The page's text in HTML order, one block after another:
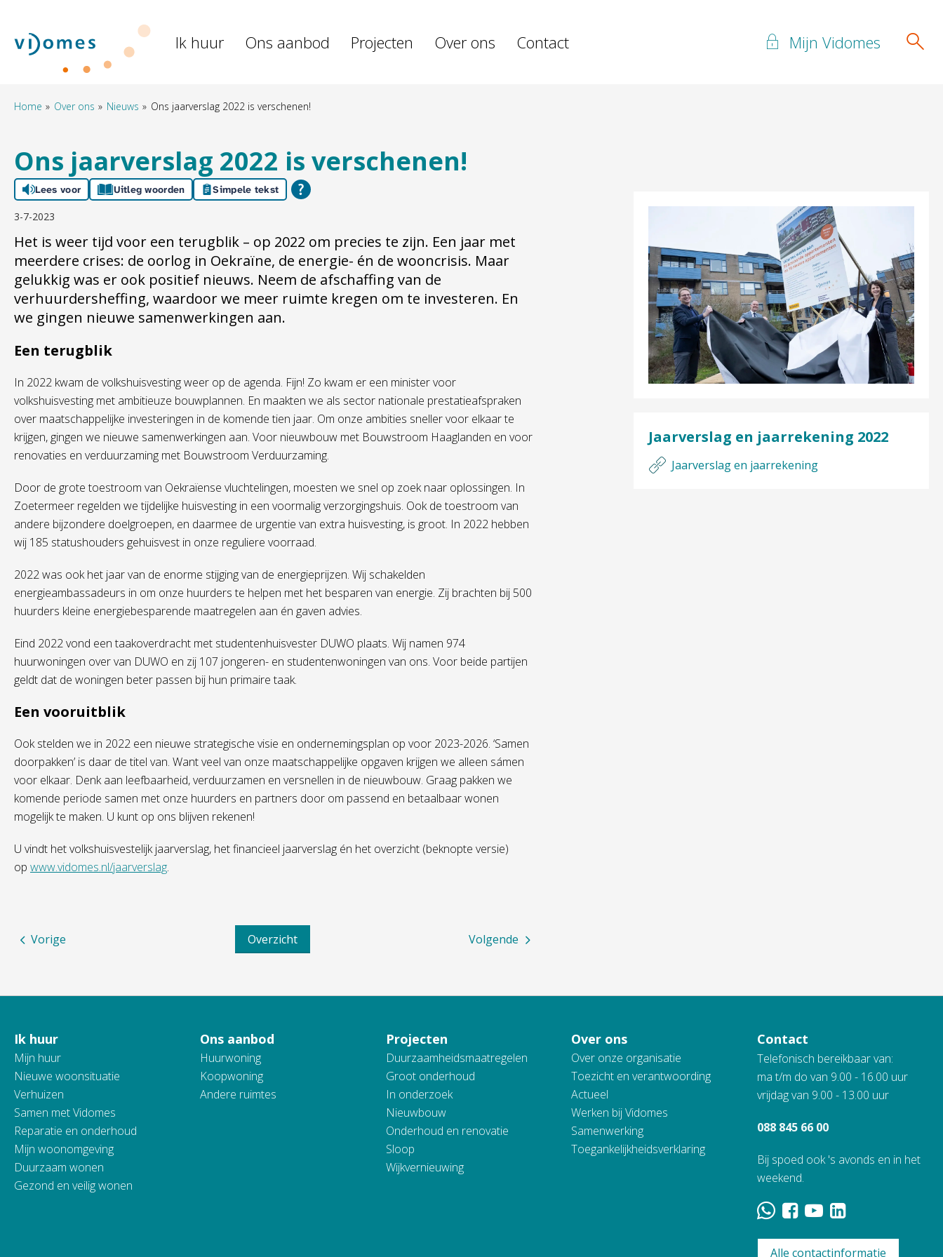
Naar hoofdinhoud
Naar hoofdnavigatiemenu
Naar zoeken
Naar de homepage Ik huur Ons aanbod Projecten Over ons Contact Mijn Vidomes
Home Over ons Nieuws Ons jaarverslag 2022 is verschenen!
Ons jaarverslag 2022 is verschenen!
Lees voor Uitleg woorden Simpele tekst
3-7-2023
Het is weer tijd voor een terugblik – op 2022 om precies te zijn. Een jaar met
meerdere crises: de oorlog in Oekraïne, de energie- én de wooncrisis. Maar
gelukkig was er ook positief nieuws. Neem de afschaffing van de
verhuurdersheffing, waardoor we meer ruimte kregen om te investeren. En
we gingen nieuwe samenwerkingen aan.
Een terugblik
In 2022 kwam de volkshuisvesting weer op de agenda. Fijn! Zo kwam er een minister voor
volkshuisvesting met ambitieuze bouwplannen. En maakten we als sector nationale prestatieafspraken
over maatschappelijke investeringen in de komende tien jaar. Om onze ambities sneller voor elkaar te
krijgen, gingen we nieuwe samenwerkingen aan. Voor nieuwbouw met Bouwstroom Haaglanden en voor
renovaties en verduurzaming met Bouwstroom Verduurzaming.
Door de grote toestroom van Oekraïense vluchtelingen, moesten we snel op zoek naar oplossingen. In
Zoetermeer regelden we tijdelijke huisvesting in een voormalig verzorgingshuis. Ook de toestroom van
andere bijzondere doelgroepen, en daarmee de urgentie van extra huisvesting, is groot. In 2022 hebben
wij 185 statushouders gehuisvest in onze reguliere voorraad.
2022 was ook het jaar van de enorme stijging van de energieprijzen. Wij schakelden
energieambassadeurs in om onze huurders te helpen met het besparen van energie. Zij brachten bij 500
huurders kleine energiebesparende maatregelen aan én gaven advies.
Eind 2022 vond een taakoverdracht met studentenhuisvester DUWO plaats. Wij namen 974
huurwoningen over van DUWO en zij 107 jongeren- en studentenwoningen van ons. Voor beide partijen
geldt dat de woningen beter passen bij hun primaire taak.
Een vooruitblik
Ook stelden we in 2022 een nieuwe strategische visie en ondernemingsplan op voor 2023-2026. ‘Samen
doorpakken’ is daar de titel van. Want veel van onze maatschappelijke opgaven krijgen we alleen sámen
voor elkaar. Denk aan leefbaarheid, verduurzamen en versnellen in de nieuwbouw. Graag pakken we
komende periode samen met onze huurders en partners door om passend en betaalbaar wonen
mogelijk te maken. U kunt op ons blijven rekenen!
U vindt het volkshuisvestelijk jaarverslag, het financieel jaarverslag én het overzicht (beknopte versie)
op www.vidomes.nl/jaarverslag.
Volgende
Overzicht
Vorige
Jaarverslag en jaarrekening 2022
Jaarverslag en jaarrekening
Contactinformatie
Ik huur
Mijn huur
Nieuwe woonsituatie
Verhuizen
Samen met Vidomes
Reparatie en onderhoud
Mijn woonomgeving
Duurzaam wonen
Gezond en veilig wonen
Ons aanbod
Huurwoning
Koopwoning
Andere ruimtes
Projecten
Duurzaamheidsmaatregelen
Groot onderhoud
In onderzoek
Nieuwbouw
Onderhoud en renovatie
Sloop
Wijkvernieuwing
Over ons
Over onze organisatie
Toezicht en verantwoording
Actueel
Werken bij Vidomes
Samenwerking
Toegankelijkheidsverklaring
Contact
Telefonisch bereikbaar van:
ma t/m do van 9.00 - 16.00 uur
vrijdag van 9.00 - 13.00 uur
088 845 66 00
Bij spoed ook 's avonds en in het
weekend.
Alle contactinformatie